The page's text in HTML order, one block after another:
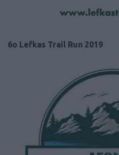
6o Lefkas Trail Run 2019